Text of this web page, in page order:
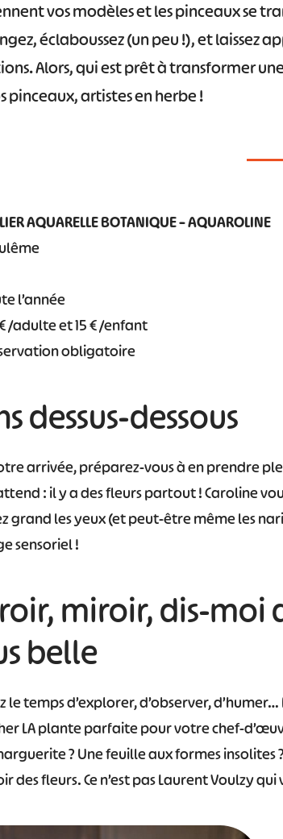
vos modèles et les pinceaux se
éclaboussez (un peu !), et laissez
Alors, qui est prêt à transformer
pinceaux, artistes en herbe !
AQUARELLE BOTANIQUE – AQUAROLINE
l’année
/adulte et 15 € /enfant
obligatoire
dessus-dessous
arrivée, préparez-vous à en prendre
: il y a des fleurs partout ! Caroline
grand les yeux (et peut-être même les
sensoriel !
miroir, dis-moi
belle
le temps d’explorer, d’observer,
LA plante parfaite pour votre chef-
? Une feuille aux formes
des fleurs. Ce n’est pas Laurent Voulzy